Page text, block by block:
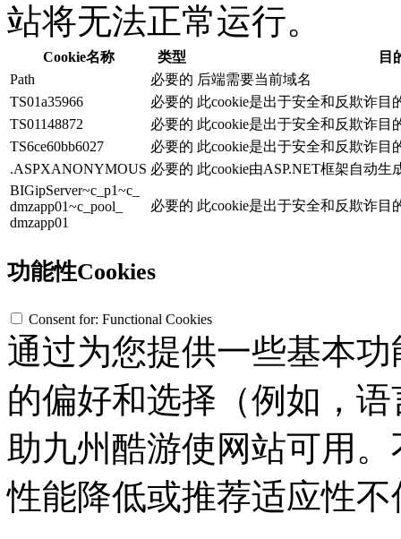
站将无法正常运行。
Cookie名称 类型
目
Path
必要的 后端需要当前域名
TS01a35966
必要的 此cookie是出于安全和反欺诈目
TS01148872
必要的 此cookie是出于安全和反欺诈目
TS6ce60bb6027
必要的 此cookie是出于安全和反欺诈目
.ASPXANONYMOUS 必要的 此cookie由ASP.NET框架自动生
BIGipServer~c_p1~c_
dmzapp01~c_pool_
dmzapp01
必要的 此cookie是出于安全和反欺诈目
功能性Cookies
Consent for: Functional Cookies
通过为您提供一些基本
的偏好和选择（例如，
助九州酷游使网站可用
性能降低或推荐适应性不